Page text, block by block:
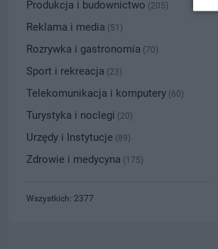
Produkcja i budownictwo (205)
Reklama i media (51)
Rozrywka i gastronomia (70)
Sport i rekreacja (23)
Telekomunikacja i komputery (60)
Turystyka i noclegi (20)
Urzędy i Instytucje (89)
Zdrowie i medycyna (175)
Wszystkich: 2377